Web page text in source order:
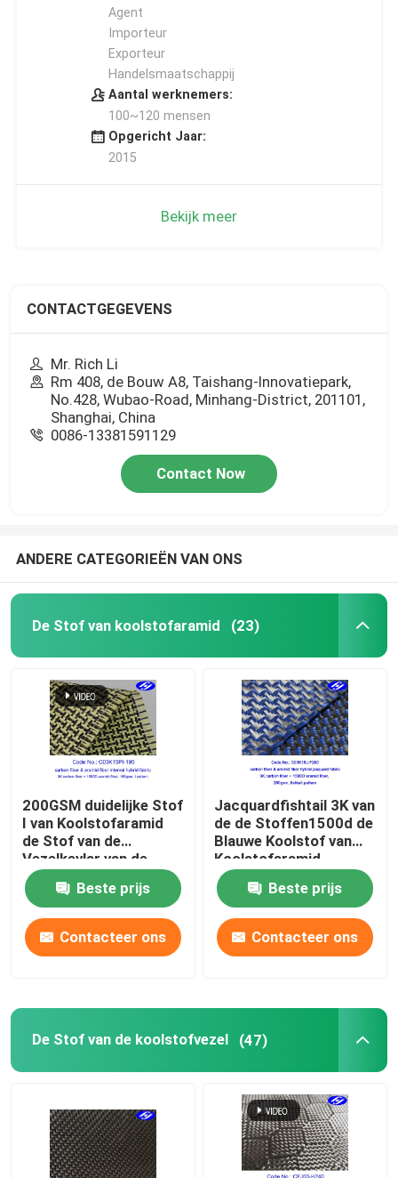
Agent
Importeur
Exporteur
Handelsmaatschappij
Aantal werknemers:
100~120 mensen
Opgericht Jaar:
2015
Bekijk meer
CONTACTGEGEVENS
Mr. Rich Li
Rm 408, de Bouw A8, Taishang-Innovatiepark,
No.428, Wubao-Road, Minhang-District, 201101,
Shanghai, China
0086-13381591129
Contact Now
ANDERE CATEGORIEËN VAN ONS
De Stof van koolstofaramid (23)
200GSM duidelijke Stof
I van Koolstofaramid
de Stof van de
Vezelkevlar van de
Patroon1500d 3K
KoolstofBeste prijs
Contacteer ons
Jacquardfishtail 3K van
de de Stoffen1500d de
Blauwe Koolstof van
Koolstofaramid
Hybride Stof van
Aramid Beste prijs
Contacteer ons
De Stof van de koolstofvezel (47)